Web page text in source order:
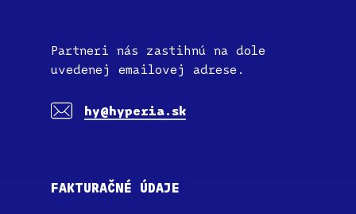
Partneri nás zastihnú na dole
uvedenej emailovej adrese.
hy@hyperia.sk
FAKTURAČNÉ ÚDAJE